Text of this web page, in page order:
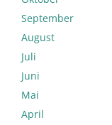
September
August
Juli
Juni
Mai
April